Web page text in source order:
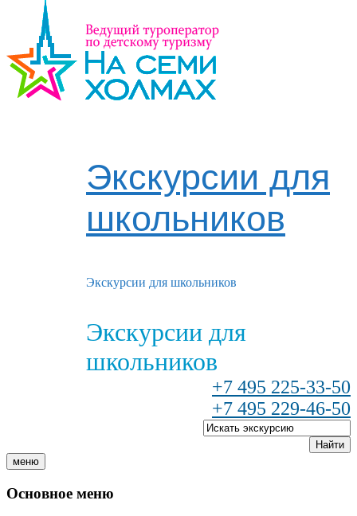
Экскурсии для
школьников
Экскурсии для школьников
Экскурсии для
школьников
+7 495 225-33-50
+7 495 229-46-50
Найти
меню
Основное меню